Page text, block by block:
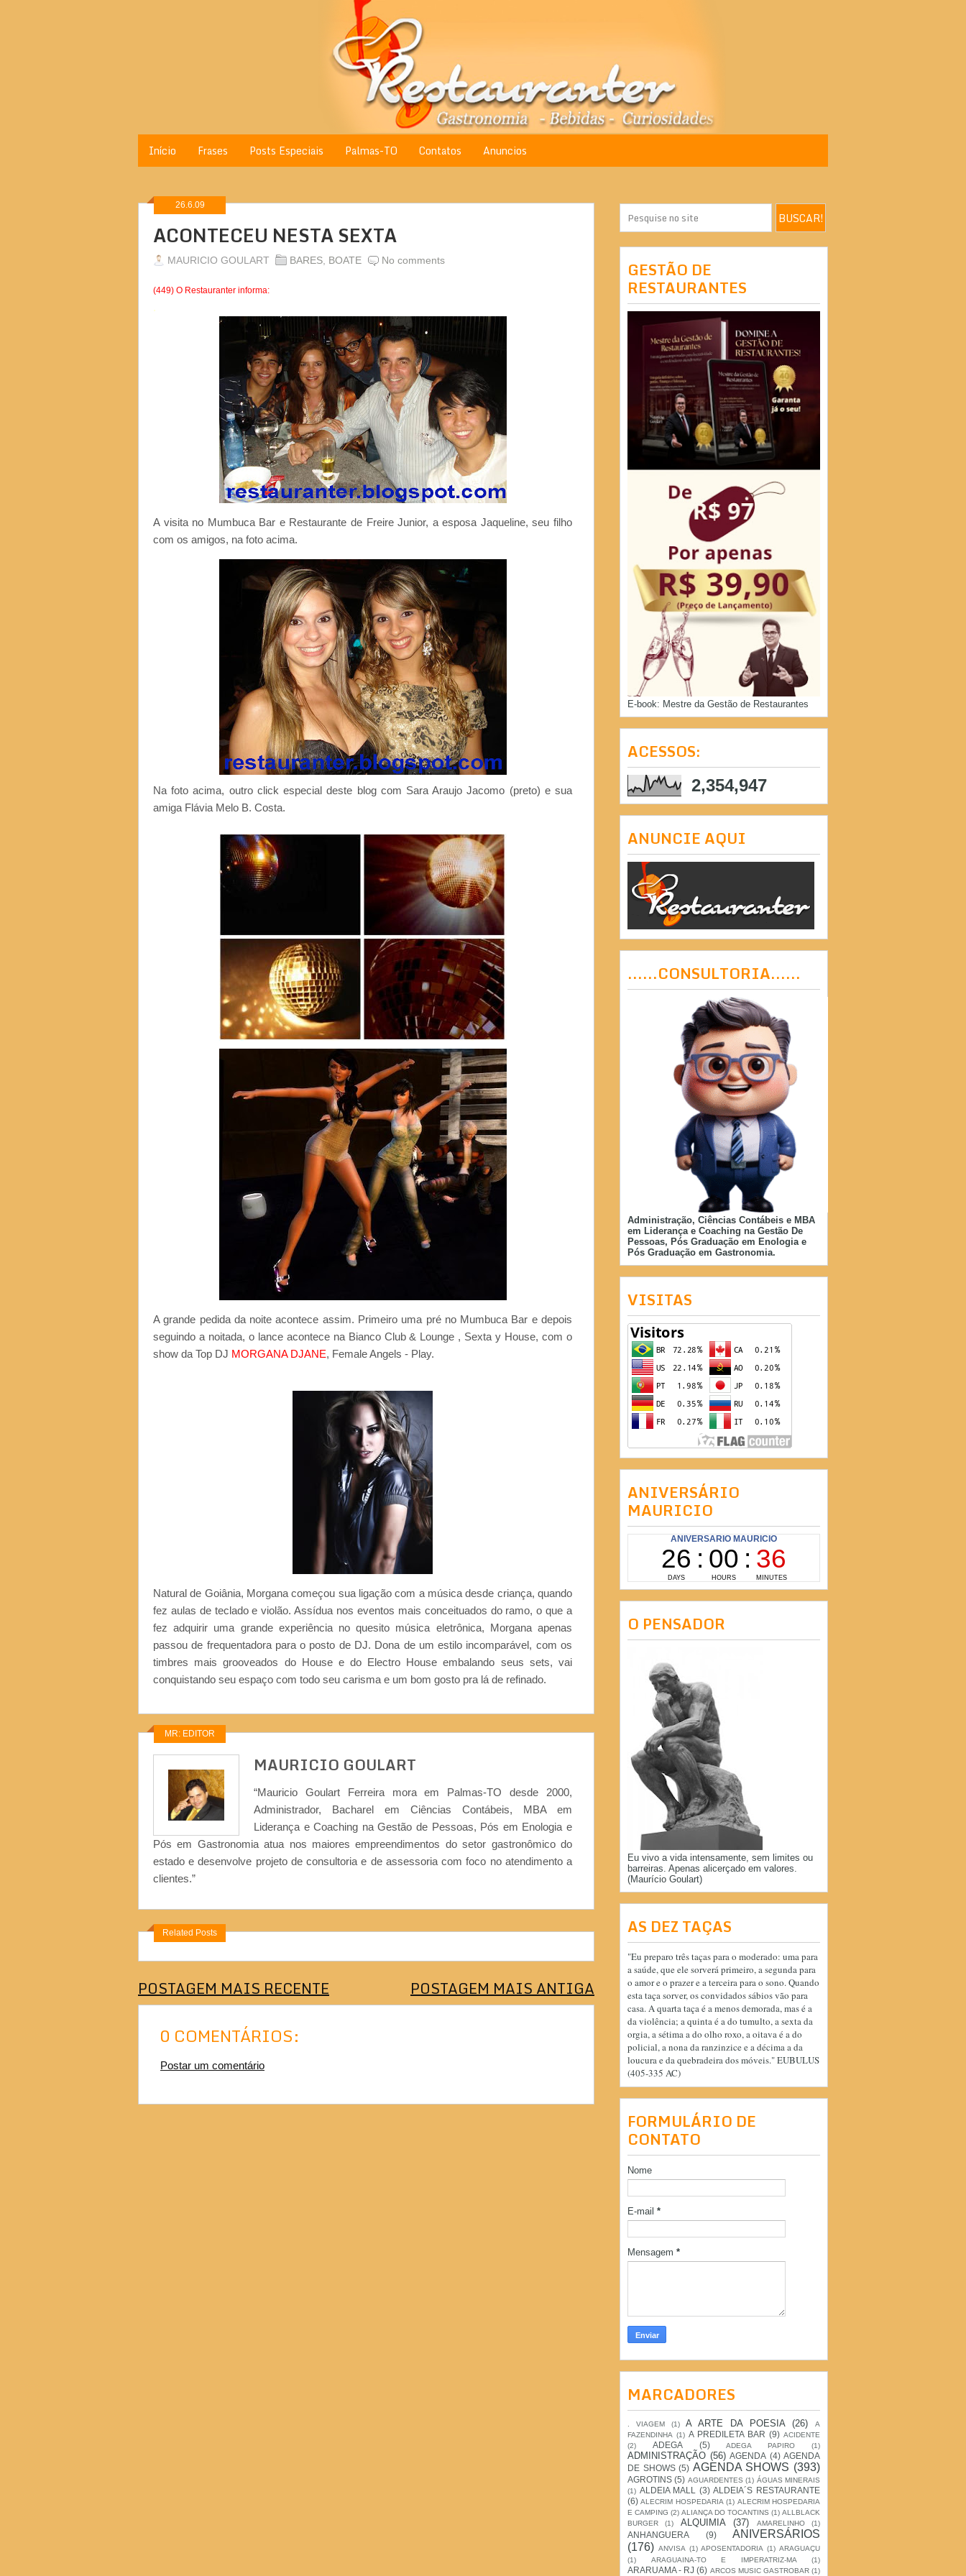
Início Frases Posts Especiais Palmas-TO Contatos Anuncios
26.6.09
ACONTECEU NESTA SEXTA
MAURICIO GOULART BARES BOATE No comments
(449) O Restauranter informa:
.
A visita no Mumbuca Bar e Restaurante de Freire Junior, a esposa Jaqueline, seu filho
com os amigos, na foto acima.
Na foto acima, outro click especial deste blog com Sara Araujo Jacomo (preto) e sua
amiga Flávia Melo B. Costa.
A grande pedida da noite acontece assim. Primeiro uma pré no Mumbuca Bar e depois
seguindo a noitada, o lance acontece na Bianco Club & Lounge , Sexta y House, com o
show da Top DJ MORGANA DJANE, Female Angels - Play.
Natural de Goiânia, Morgana começou sua ligação com a música desde criança, quando
fez aulas de teclado e violão. Assídua nos eventos mais conceituados do ramo, o que a
fez adquirir uma grande experiência no quesito música eletrônica, Morgana apenas
passou de frequentadora para o posto de DJ. Dona de um estilo incomparável, com os
timbres mais grooveados do House e do Electro House embalando seus sets, vai
conquistando seu espaço com todo seu carisma e um bom gosto pra lá de refinado.
MR: EDITOR
MAURICIO GOULART
“Mauricio Goulart Ferreira mora em Palmas-TO desde 2000,
Administrador, Bacharel em Ciências Contábeis, MBA em
Liderança e Coaching na Gestão de Pessoas, Pós em Enologia e
Pós em Gastronomia atua nos maiores empreendimentos do setor gastronômico do
estado e desenvolve projeto de consultoria e de assessoria com foco no atendimento a
clientes.”
Related Posts
POSTAGEM MAIS RECENTE POSTAGEM MAIS ANTIGA
0 COMENTÁRIOS:
Postar um comentário
GESTÃO DE
RESTAURANTES
E-book: Mestre da Gestão de Restaurantes
ACESSOS:
2,354,947
ANUNCIE AQUI
......CONSULTORIA......
Administração, Ciências Contábeis e MBA
em Liderança e Coaching na Gestão De
Pessoas, Pós Graduação em Enologia e
Pós Graduação em Gastronomia.
VISITAS
ANIVERSÁRIO
MAURICIO
O PENSADOR
Eu vivo a vida intensamente, sem limites ou
barreiras. Apenas alicerçado em valores.
(Maurício Goulart)
AS DEZ TAÇAS
"Eu preparo três taças para o moderado: uma para
a saúde, que ele sorverá primeiro, a segunda para
o amor e o prazer e a terceira para o sono. Quando
esta taça sorver, os convidados sábios vão para
casa. A quarta taça é a menos demorada, mas é a
da violência; a quinta é a do tumulto, a sexta da
orgia, a sétima a do olho roxo, a oitava é a do
policial, a nona da ranzinzice e a décima a da
loucura e da quebradeira dos móveis." EUBULUS
(405-335 AC)
FORMULÁRIO DE
CONTATO
Nome
E-mail *
Mensagem *
MARCADORES
. VIAGEM (1) A ARTE DA POESIA (26)
A
FAZENDINHA (1) A PREDILETA BAR (9) ACIDENTE
(2)
ADEGA (5) ADEGA PAPIRO (1)
ADMINISTRAÇÃO (56) AGENDA (4) AGENDA
DE SHOWS (5) AGENDA SHOWS (393)
AGROTINS (5) AGUARDENTES (1) ÁGUAS MINERAIS
(1) ALDEIA MALL (3) ALDEIA´S RESTAURANTE
(6) ALECRIM HOSPEDARIA (1) ALECRIM HOSPEDARIA
E CAMPING (2) ALIANÇA DO TOCANTINS (1) ALLBLACK
BURGER
(1) ALQUIMIA (37) AMARELINHO (1)
ANHANGUERA (9)
ANIVERSÁRIOS
(176) ANVISA (1) APOSENTADORIA (1) ARAGUAÇU
(1)
ARAGUAINA-TO E IMPERATRIZ-MA (1)
ARARUAMA - RJ (6) ARCOS MUSIC GASTROBAR (1)